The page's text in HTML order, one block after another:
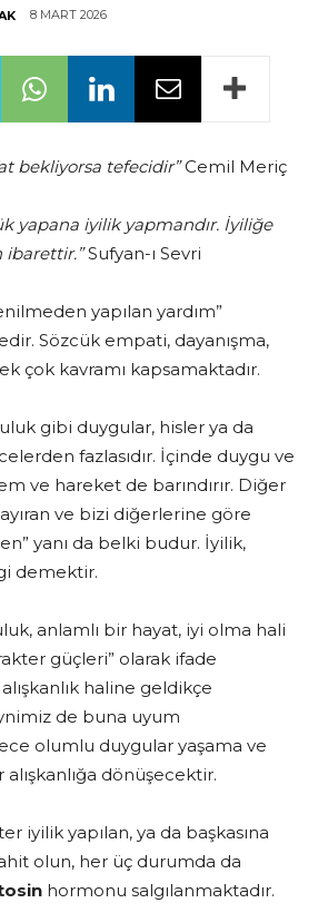
8 MART 2026
bekliyorsa tefecidir”Cemil Meriç
yapana iyilik yapmandır. İyiliğe
ibarettir.”Sufyan-ı Sevri
yapılan yardım”
Sözcük empati, dayanışma,
çok kavramı kapsamaktadır.
gibi duygular, hisler ya da
fazlasıdır. İçinde duygu ve
ve hareket de barındırır. Diğer
ve bizi diğerlerine göre
yanı da belki budur. İyilik,
demektir.
anlamlı bir hayat, iyi olma hali
güçleri” olarak ifade
haline geldikçe
de buna uyum
olumlu duygular yaşama ve
dönüşecektir.
iyilik yapılan, ya da başkasına
olun, her üç durumda da
hormonu salgılanmaktadır.